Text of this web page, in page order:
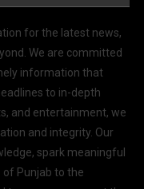
for the latest news,
We are committed
information that
to in-depth
and entertainment, we
and integrity. Our
spark meaningful
of Punjab to the